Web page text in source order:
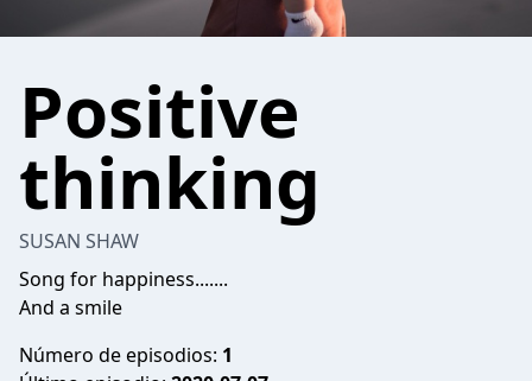
Positive
thinking
SUSAN SHAW
Song for happiness.......
And a smile
Número de episodios: 1